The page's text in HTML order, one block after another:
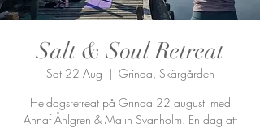
Salt & Soul Retreat
Sat 22 Aug
  |
Grinda, Skärgården
Heldagsretreat på Grinda 22 augusti med
Annaf Åhlgren & Malin Svanholm. En dag att